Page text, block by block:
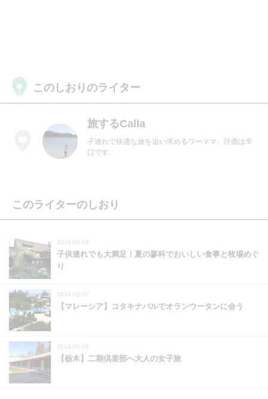
このしおりのライター
旅するCalla
子連れで快適な旅を追い求めるワーママ。評価は辛
口です。
このライターのしおり
2016-06-09
子供連れでも大満足！夏の蓼科でおいしい食事と牧場めぐ
り
2016-05-17
【マレーシア】コタキナバルでオランウータンに会う
2016-05-10
【栃木】二期倶楽部へ大人の女子旅